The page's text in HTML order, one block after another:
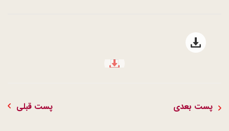
Open file download list
پست قبلی پست بعدی